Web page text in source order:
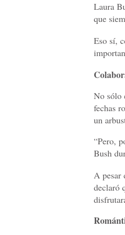
Laura
que
Eso sí,
No sólo
fechas
un
“Pero,
Bush
A pesar
declaró